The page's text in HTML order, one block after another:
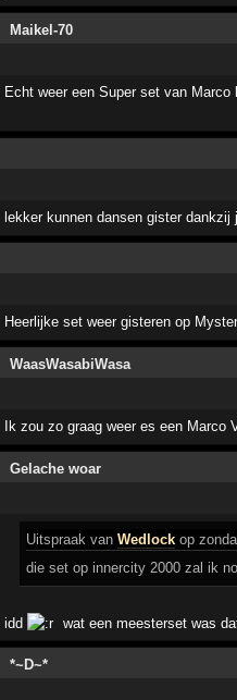
Maikel-70
Echt weer een Super set van
lekker kunnen dansen gister dankzij
Heerlijke set weer gisteren op
WaasWasabiWasa
Ik zou zo graag weer es een Marco
Gelache woar
Uitspraak vanWedlock op
die set op innercity 2000 zal ik
idd wat een meesterset was
*~D~*